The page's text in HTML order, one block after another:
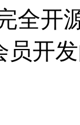
全开
开